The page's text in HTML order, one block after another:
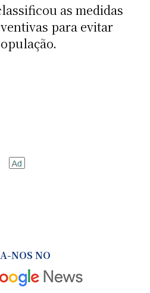
as medidas
para evitar
NOS NO